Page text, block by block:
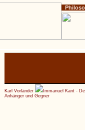
Karl Vorländer
Immanuel Kant -
Anhänger und Gegner